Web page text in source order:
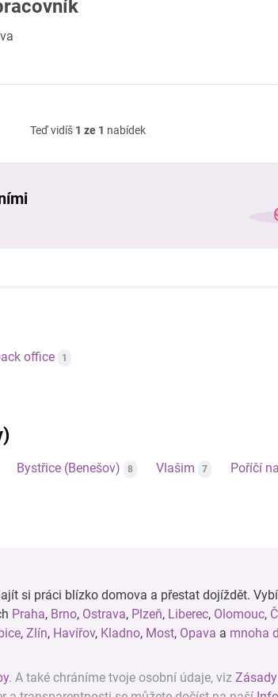
Teď vidíš 1 ze 1 nabídek
office 1
Bystřice (Benešov) 8 Vlašim 7 Poříčí
si práci blízko domova a přestat dojíždět.
Praha, Brno, Ostrava, Plzeň, Liberec, Olomouc,
, Zlín, Havířov, Kladno, Most, Opava a mnoha
. A také chráníme tvoje osobní údaje, viz